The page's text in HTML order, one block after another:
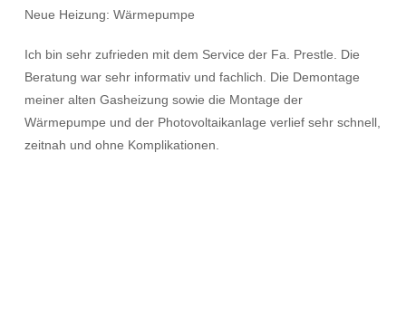
Neue Heizung: Wärmepumpe
Ich bin sehr zufrieden mit dem Service der Fa. Prestle. Die
Beratung war sehr informativ und fachlich. Die Demontage
meiner alten Gasheizung sowie die Montage der
Wärmepumpe und der Photovoltaikanlage verlief sehr schnell,
zeitnah und ohne Komplikationen.